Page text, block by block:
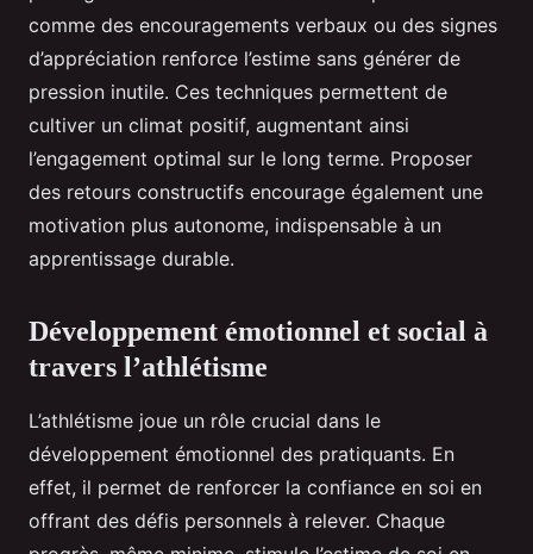
comme des encouragements verbaux ou des signes
d’appréciation renforce l’estime sans générer de
pression inutile. Ces techniques permettent de
cultiver un climat positif, augmentant ainsi
l’engagement optimal sur le long terme. Proposer
des retours constructifs encourage également une
motivation plus autonome, indispensable à un
apprentissage durable.
Développement émotionnel et social à
travers l’athlétisme
L’athlétisme joue un rôle crucial dans le
développement émotionnel des pratiquants. En
effet, il permet de renforcer la confiance en soi en
offrant des défis personnels à relever. Chaque